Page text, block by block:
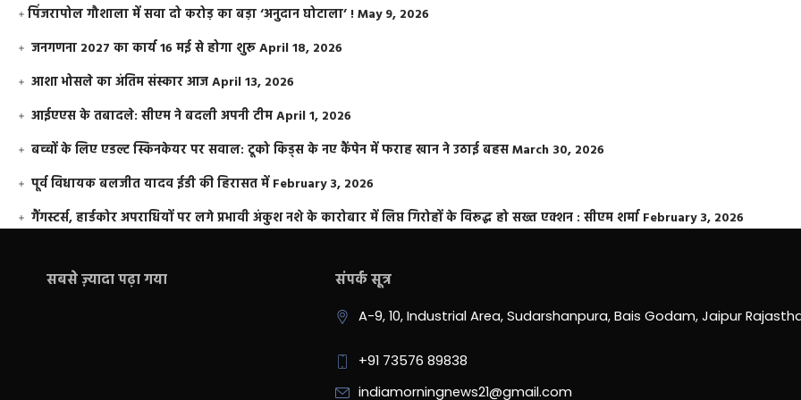
​पिंजरापोल गौशाला में सवा दो करोड़ का बड़ा ‘अनुदान घोटाला’ !May 9, 2026
जनगणना 2027 का कार्य 16 मई से होगा शुरूApril 18, 2026
आशा भोसले का अंतिम संस्कार आजApril 13, 2026
आईएएस के तबादले: सीएम ने बदली अपनी टीमApril 1, 2026
बच्चों के लिए एडल्ट स्किनकेयर पर सवाल: टूको किड्स के नए कैंपेन में फराह खान ने उठाई बहसMarch 30, 2026
पूर्व विधायक बलजीत यादव ईडी की हिरासत में February 3, 2026
गैंगस्टर्स, हार्डकोर अपराधियों पर लगे प्रभावी अंकुश नशे के कारोबार में लिप्त गिरोहों के विरूद्ध हो सख्त एक्शन : सीएम शर्मा February 3, 2026
सबसे ज़्यादा पढ़ा गया संपर्क सूत्र
A-9, 10, Industrial Area, Sudarshanpura, Bais Godam, Jaipur
+91 73576 89838
indiamorningnews21@gmail.com